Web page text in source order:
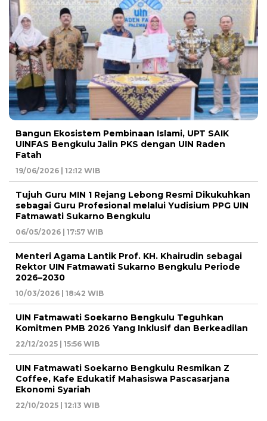
Bangun Ekosistem Pembinaan Islami, UPT SAIK
UINFAS Bengkulu Jalin PKS dengan UIN Raden
Fatah
19/06/2026 | 12:12 WIB
Tujuh Guru MIN 1 Rejang Lebong Resmi Dikukuhkan
sebagai Guru Profesional melalui Yudisium PPG UIN
Fatmawati Sukarno Bengkulu
06/05/2026 | 17:57 WIB
Menteri Agama Lantik Prof. KH. Khairudin sebagai
Rektor UIN Fatmawati Sukarno Bengkulu Periode
2026–2030
10/03/2026 | 18:42 WIB
UIN Fatmawati Soekarno Bengkulu Teguhkan
Komitmen PMB 2026 Yang Inklusif dan Berkeadilan
22/12/2025 | 15:56 WIB
UIN Fatmawati Soekarno Bengkulu Resmikan Z
Coffee, Kafe Edukatif Mahasiswa Pascasarjana
Ekonomi Syariah
22/10/2025 | 12:13 WIB